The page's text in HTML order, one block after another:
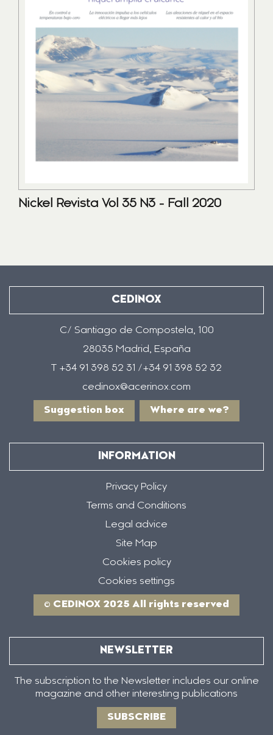
Nickel Revista Vol 35 N3 - Fall 2020
CEDINOX
C/ Santiago de Compostela, 100
28035 Madrid, España
T +34 91 398 52 31 /+34 91 398 52 32
cedinox@acerinox.com
Suggestion box Where are we?
INFORMATION
Privacy Policy
Terms and Conditions
Legal advice
Site Map
Cookies policy
Cookies settings
© CEDINOX 2025 All rights reserved
NEWSLETTER
The subscription to the Newsletter includes our online
magazine and other interesting publications
SUBSCRIBE